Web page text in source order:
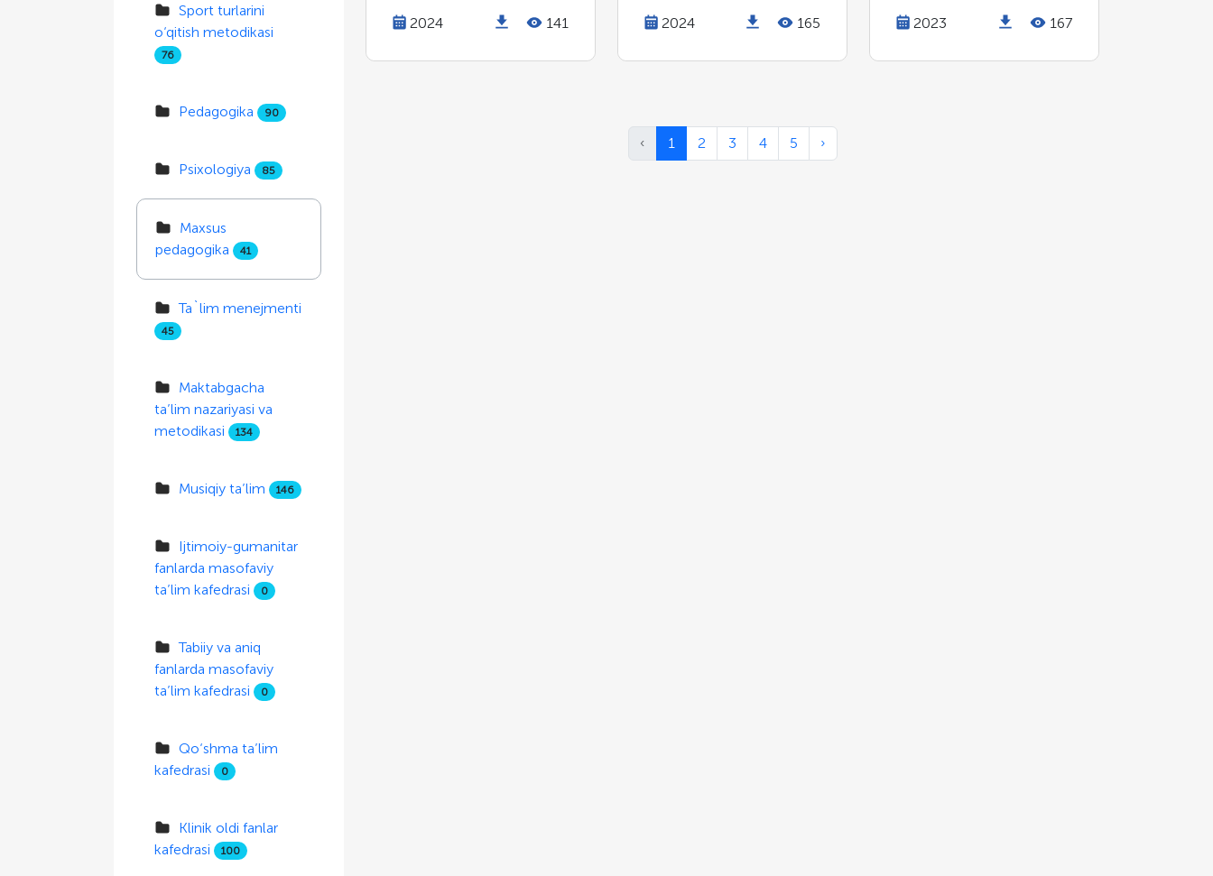
Sport turlarini
o‘qitish metodikasi
76
Pedagogika 90
Psixologiya 85
Maxsus
pedagogika
41
Ta`lim menejmenti
45
Maktabgacha
ta’lim nazariyasi va
metodikasi
134
Musiqiy ta’lim 146
Ijtimoiy-gumanitar
fanlarda masofaviy
ta’lim kafedrasi
0
Tabiiy va aniq
fanlarda masofaviy
ta’lim kafedrasi
0
Qo‘shma ta’lim
kafedrasi
0
Klinik oldi fanlar
kafedrasi
100
2024 141 2024 165 2023 167
‹ 1 2 3 4 5 ›